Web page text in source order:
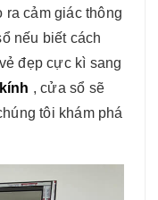
ra cảm giác thông
nếu biết cách
đẹp cực kì sang
, cửa sổ sẽ
tôi khám phá